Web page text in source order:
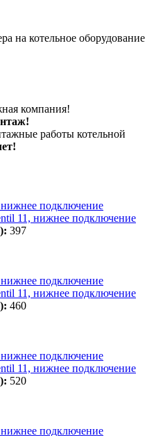
на котельное оборудование
компания!
работы котельной
11, нижнее подключение
397
11, нижнее подключение
460
11, нижнее подключение
520